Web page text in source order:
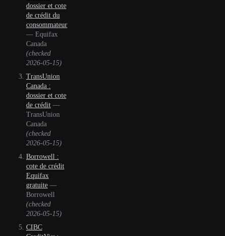
dossier et cote
de crédit du
consommateur
— Equifax
Canada
(checked
2026-05-15)
TransUnion
Canada :
dossier et cote
de crédit —
TransUnion
Canada
(checked
2026-05-15)
Borrowell :
cote de crédit
Equifax
gratuite —
Borrowell
(checked
2026-05-15)
CIBC